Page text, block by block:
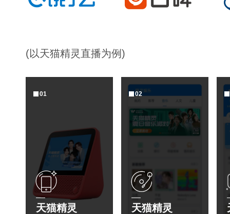
(以天猫精灵直播为例)
01
天猫精灵
02
天猫精灵